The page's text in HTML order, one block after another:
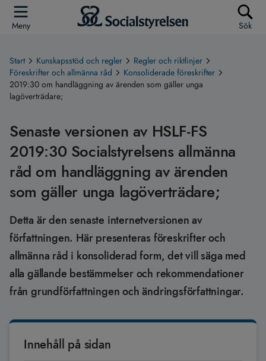
Meny Sök
Start Kunskapsstöd och regler
Regler och riktlinjer
Föreskrifter och allmänna råd
Konsoliderade föreskrifter
2019:30 om handläggning av ärenden som gäller unga
lagöverträdare;
Senaste versionen av HSLF-FS
2019:30 Socialstyrelsens allmänna
råd om handläggning av ärenden
som gäller unga lagöverträdare;
Detta är den senaste internetversionen av
författningen. Här presenteras föreskrifter och
allmänna råd i konsoliderad form, det vill säga med
alla gällande bestämmelser och rekommendationer
från grundförfattningen och ändringsförfattningar.
Innehåll på sidan